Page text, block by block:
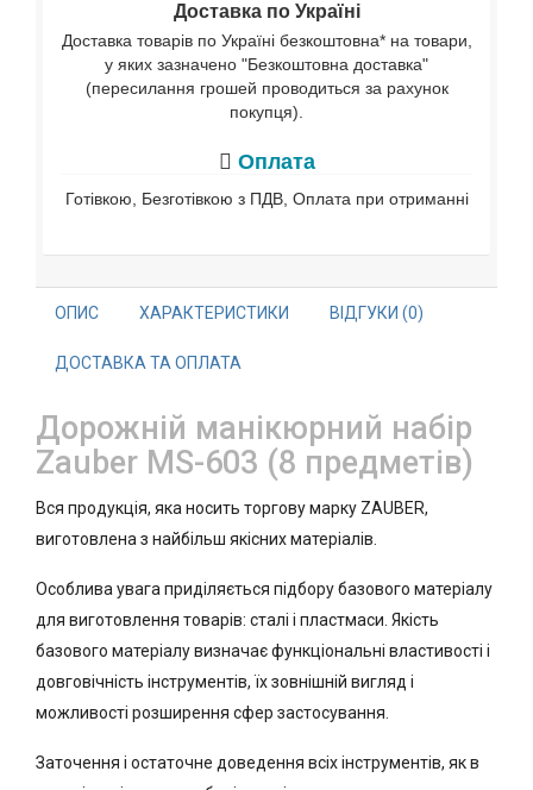
Доставка по Україні
Доставка товарів по Україні безкоштовна* на товари,
у яких зазначено "Безкоштовна доставка"
(пересилання грошей проводиться за рахунок
покупця).
Оплата
Готівкою, Безготівкою з ПДВ, Оплата при отриманні
ОПИС ХАРАКТЕРИСТИКИ ВІДГУКИ (0)
ДОСТАВКА ТА ОПЛАТА
Дорожній манікюрний набір
Zauber MS-603 (8 предметів)
Вся продукція, яка носить торгову марку ZAUBER,
виготовлена з найбільш якісних матеріалів.
Особлива увага приділяється підбору базового матеріалу
для виготовлення товарів: сталі і пластмаси. Якість
базового матеріалу визначає функціональні властивості і
довговічність інструментів, їх зовнішній вигляд і
можливості розширення сфер застосування.
Заточення і остаточне доведення всіх інструментів, як в